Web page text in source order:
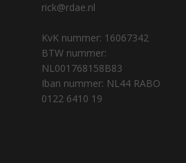
rick@rdae.nl
KvK nummer: 16067342
BTW nummer:
NL001768158B83
Iban nummer: NL44 RABO
0122 6410 19